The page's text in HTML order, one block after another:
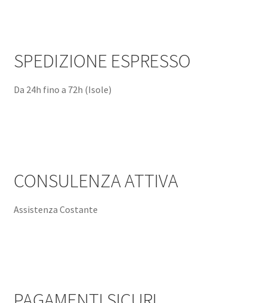
SPEDIZIONE ESPRESSO
Da 24h fino a 72h (Isole)
CONSULENZA ATTIVA
Assistenza Costante